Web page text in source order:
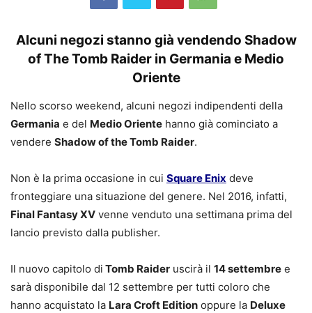
Alcuni negozi stanno già vendendo Shadow
of The Tomb Raider in Germania e Medio
Oriente
Nello scorso weekend, alcuni negozi indipendenti della
Germania e del Medio Oriente hanno già cominciato a
vendere Shadow of the Tomb Raider.
Non è la prima occasione in cui Square Enix deve
fronteggiare una situazione del genere. Nel 2016, infatti,
Final Fantasy XV venne venduto una settimana prima del
lancio previsto dalla publisher.
Il nuovo capitolo di Tomb Raider uscirà il 14 settembre e
sarà disponibile dal 12 settembre per tutti coloro che
hanno acquistato la Lara Croft Edition oppure la Deluxe